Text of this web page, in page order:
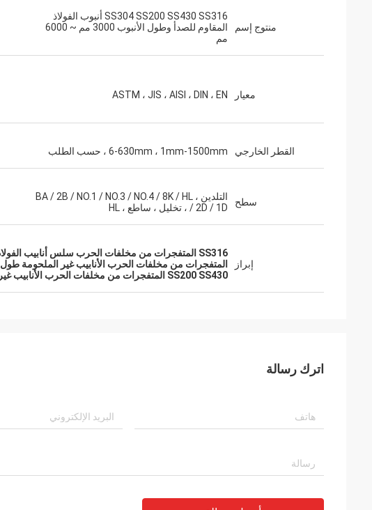
منتوج إسم
SS304 SS200 SS430 SS316 أنبوب الفولاذ
المقاوم للصدأ وطول الأنبوب 3000 مم ~ 6000
مم
معيار ASTM ، JIS ، AISI ، DIN ، EN
القطر الخارجي 6-630mm ، 1mm-1500mm ، حسب الطلب
سطح
التلدين ، BA / 2B / NO.1 / NO.3 / NO.4 / 8K / HL
/ 2D / 1D ، تخليل ، ساطع ، HL
إبراز
SS316 المتفجرات من مخلفات الحرب سلس أنابيب الفولاذ المقاوم للصدأ
المتفجرات من مخلفات الحرب الأنابيب غير الملحومة طول 3000 مم
SS200 SS430 المتفجرات من مخلفات الحرب الأنابيب غير الملحومة
اترك رسالة